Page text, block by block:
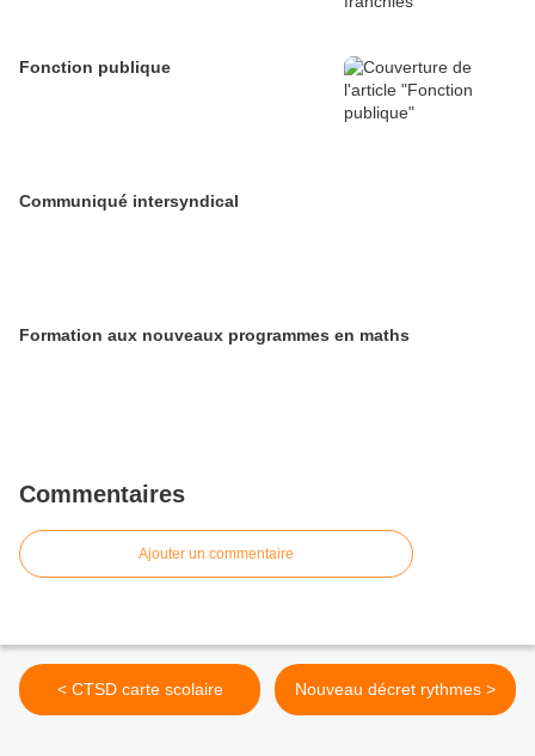
Fonction publique
Communiqué intersyndical
Formation aux nouveaux programmes en maths
Commentaires
Ajouter un commentaire
< CTSD carte scolaire Nouveau décret rythmes >